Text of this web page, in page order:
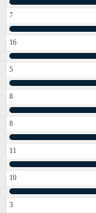
7
16
5
8
8
11
10
3